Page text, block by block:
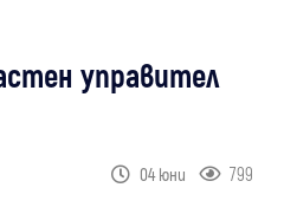
управител
04 юни 799